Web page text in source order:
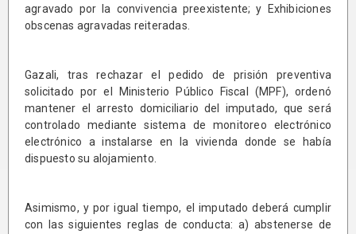
agravado por la convivencia preexistente; y Exhibiciones
obscenas agravadas reiteradas.
Gazali, tras rechazar el pedido de prisión preventiva
solicitado por el Ministerio Público Fiscal (MPF), ordenó
mantener el arresto domiciliario del imputado, que será
controlado mediante sistema de monitoreo electrónico
electrónico a instalarse en la vivienda donde se había
dispuesto su alojamiento.
Asimismo, y por igual tiempo, el imputado deberá cumplir
con las siguientes reglas de conducta: a) abstenerse de